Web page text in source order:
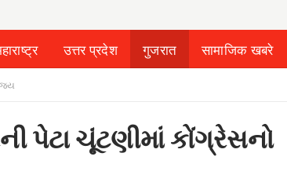
उत्तर प्रदेश गुजरात सामाजिक खबरे
પેટા ચૂંટણીમાં કોંગ્રેસનો